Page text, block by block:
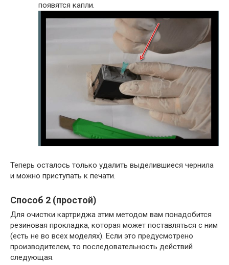
появятся капли.
Теперь осталось только удалить выделившиеся чернила
и можно приступать к печати.
Способ 2 (простой)
Для очистки картриджа этим методом вам понадобится
резиновая прокладка, которая может поставляться с ним
(есть не во всех моделях). Если это предусмотрено
производителем, то последовательность действий
следующая.